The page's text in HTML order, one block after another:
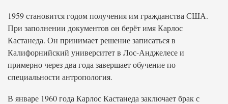
1959 становится годом получения им гражданства США.
При заполнении документов он берёт имя Карлос
Кастанеда. Он принимает решение записаться в
Калифорнийский университет в Лос-Анджелесе и
примерно через два года завершает обучение по
специальности антропология.
В январе 1960 года Карлос Кастанеда заключает брак с